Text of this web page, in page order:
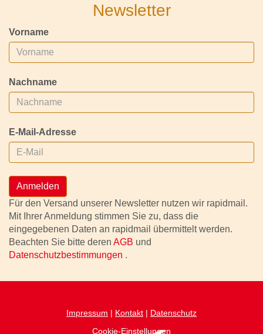
Newsletter
Vorname
Nachname
E-Mail-Adresse
Anmelden
Für den Versand unserer Newsletter nutzen wir rapidmail.
Mit Ihrer Anmeldung stimmen Sie zu, dass die
eingegebenen Daten an rapidmail übermittelt werden.
Beachten Sie bitte deren AGB und
Datenschutzbestimmungen .
Impressum | Kontakt | Datenschutz
Cookie-Einstellungen